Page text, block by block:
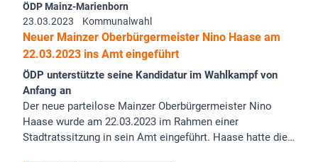
ÖDP Mainz-Marienborn
23.03.2023
Kommunalwahl
Neuer Mainzer Oberbürgermeister Nino Haase am
22.03.2023 ins Amt eingeführt
ÖDP unterstützte seine Kandidatur im Wahlkampf von
Anfang an
Der neue parteilose Mainzer Oberbürgermeister Nino
Haase wurde am 22.03.2023 im Rahmen einer
Stadtratssitzung in sein Amt eingeführt. Haase hatte die…